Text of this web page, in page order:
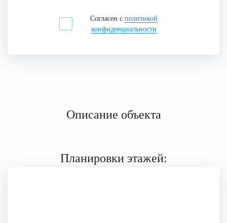
Согласен с политикой
конфиденциальности
Описание объекта
Планировки этажей: